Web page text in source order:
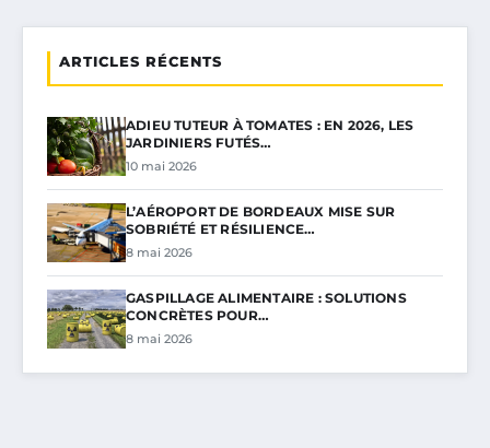
ARTICLES RÉCENTS
ADIEU TUTEUR À TOMATES : EN 2026, LES
JARDINIERS FUTÉS…
10 mai 2026
L’AÉROPORT DE BORDEAUX MISE SUR
SOBRIÉTÉ ET RÉSILIENCE…
8 mai 2026
GASPILLAGE ALIMENTAIRE : SOLUTIONS
CONCRÈTES POUR…
8 mai 2026